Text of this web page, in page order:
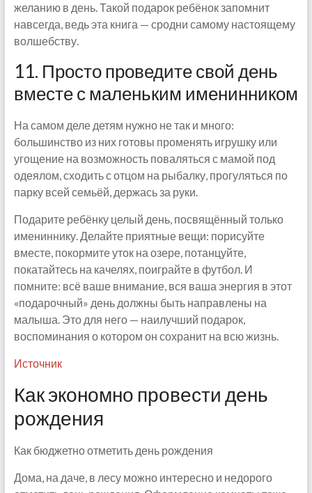
желанию в день. Такой подарок ребёнок запомнит
навсегда, ведь эта книга — сродни самому настоящему
волшебству.
11. Просто проведите свой день
вместе с маленьким именинником
На самом деле детям нужно не так и много:
большинство из них готовы променять игрушку или
угощение на возможность поваляться с мамой под
одеялом, сходить с отцом на рыбалку, прогуляться по
парку всей семьёй, держась за руки.
Подарите ребёнку целый день, посвящённый только
имениннику. Делайте приятные вещи: порисуйте
вместе, покормите уток на озере, потанцуйте,
покатайтесь на качелях, поиграйте в футбол. И
помните: всё ваше внимание, вся ваша энергия в этот
«подарочный» день должны быть направлены на
малыша. Это для него — наилучший подарок,
воспоминания о котором он сохранит на всю жизнь.
Источник
Как экономно провести день
рождения
Как бюджетно отметить день рождения
Дома, на даче, в лесу можно интересно и недорого